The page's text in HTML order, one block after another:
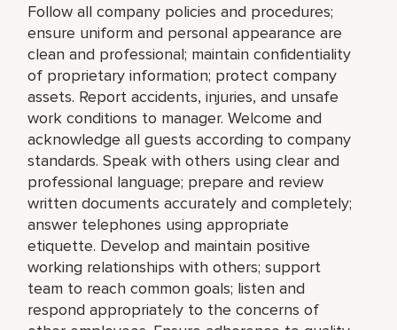
Follow all company policies and procedures;
ensure uniform and personal appearance are
clean and professional; maintain confidentiality
of proprietary information; protect company
assets. Report accidents, injuries, and unsafe
work conditions to manager. Welcome and
acknowledge all guests according to company
standards. Speak with others using clear and
professional language; prepare and review
written documents accurately and completely;
answer telephones using appropriate
etiquette. Develop and maintain positive
working relationships with others; support
team to reach common goals; listen and
respond appropriately to the concerns of